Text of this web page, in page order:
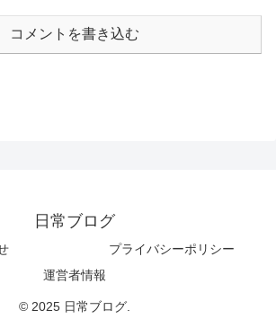
コメントを書き込む
日常ブログ
プライバシーポリシー
運営者情報
© 2025 日常ブログ.